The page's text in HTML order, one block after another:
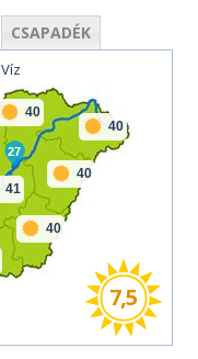
CSAPADÉK
41
40
40
40
40
27
7,5
Víz